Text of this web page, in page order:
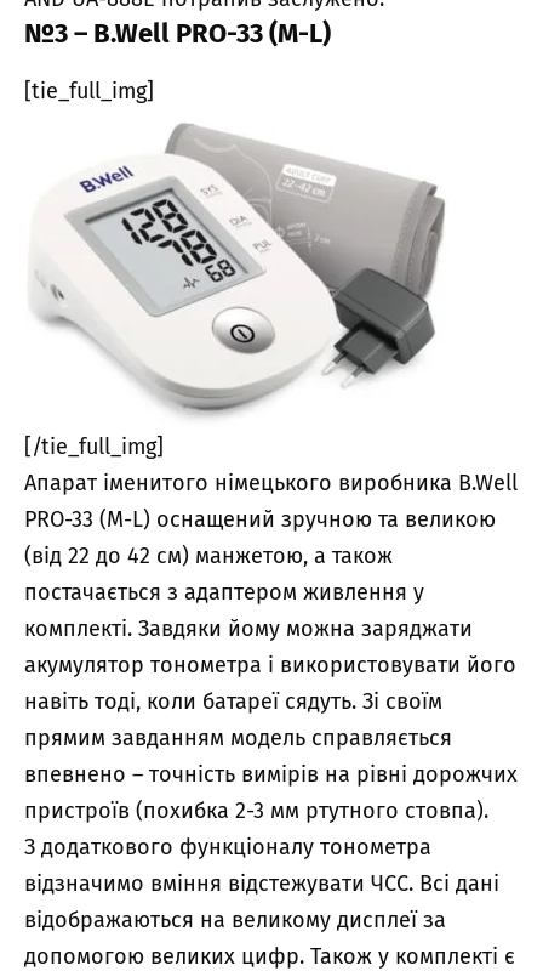
№3 – B.Well PRO-33 (М-L)
[tie_full_img]
[/tie_full_img]
Апарат іменитого німецького виробника B.Well
PRO-33 (М-L) оснащений зручною та великою
(від 22 до 42 см) манжетою, а також
постачається з адаптером живлення у
комплекті. Завдяки йому можна заряджати
акумулятор тонометра і використовувати його
навіть тоді, коли батареї сядуть. Зі своїм
прямим завданням модель справляється
впевнено – точність вимірів на рівні дорожчих
пристроїв (похибка 2-3 мм ртутного стовпа).
З додаткового функціоналу тонометра
відзначимо вміння відстежувати ЧСС. Всі дані
відображаються на великому дисплеї за
допомогою великих цифр. Також у комплекті є